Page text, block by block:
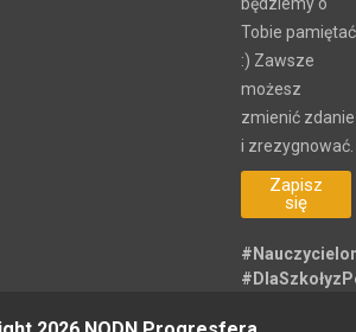
to pole, a
będziemy o
Tobie pamiętać
zmienić zdanie
i zrezygnować.
się